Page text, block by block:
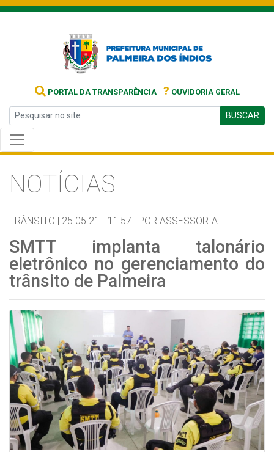
PORTAL DA TRANSPARÊNCIA ? OUVIDORIA GERAL
BUSCAR
NOTÍCIAS
TRÂNSITO | 25.05.21 - 11:57 | POR ASSESSORIA
SMTT implanta talonário
eletrônico no gerenciamento do
trânsito de Palmeira